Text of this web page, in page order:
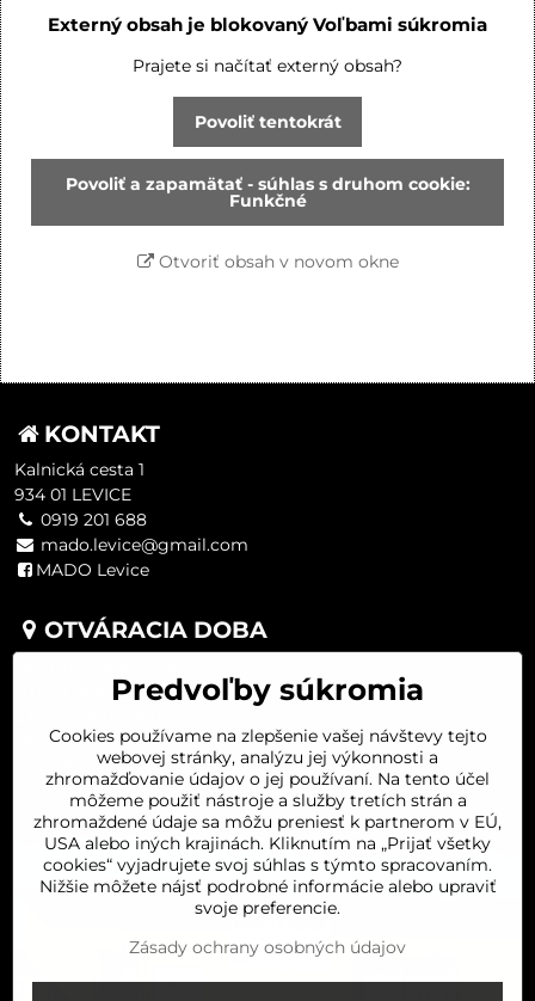
Externý obsah je blokovaný Voľbami súkromia
Prajete si načítať externý obsah?
Povoliť tentokrát
Povoliť a zapamätať - súhlas s druhom cookie:
Funkčné
Otvoriť obsah v novom okne
KONTAKT
Kalnická cesta 1
934 01 LEVICE
0919 201 688
mado.levice@gmail.com
MADO Levice
OTVÁRACIA DOBA
UTOROK 8:00-16:00
ŠTVRTOK 8:00-16:00
PIATOK 8:00-16:00
SOBOTA 8:00-11:30
Predvoľby súkromia
Cookies používame na zlepšenie vašej návštevy tejto
webovej stránky, analýzu jej výkonnosti a
zhromažďovanie údajov o jej používaní. Na tento účel
môžeme použiť nástroje a služby tretích strán a
zhromaždené údaje sa môžu preniesť k partnerom v EÚ,
USA alebo iných krajinách. Kliknutím na „Prijať všetky
cookies“ vyjadrujete svoj súhlas s týmto spracovaním.
Nižšie môžete nájsť podrobné informácie alebo upraviť
svoje preferencie.
Zásady ochrany osobných údajov